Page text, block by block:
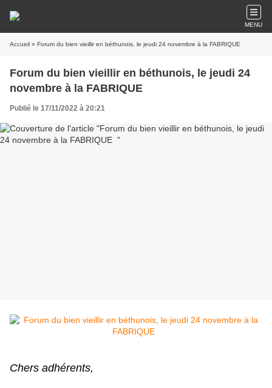
MENU
Accueil » Forum du bien vieillir en béthunois, le jeudi 24 novembre à la FABRIQUE
Forum du bien vieillir en béthunois, le jeudi 24
novembre à la FABRIQUE
Publié le 17/11/2022 à 20:21
Chers adhérents,